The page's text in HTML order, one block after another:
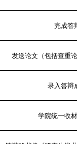
完成答
发送论文（包括查重
录入答辩
学院统一收